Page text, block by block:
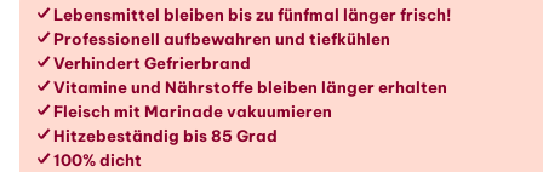
Die Vorteile im Überblick
Lebensmittel bleiben bis zu fünfmal länger frisch!
Professionell aufbewahren und tiefkühlen
Verhindert Gefrierbrand
Vitamine und Nährstoffe bleiben länger erhalten
Fleisch mit Marinade vakuumieren
Hitzebeständig bis 85 Grad
100% dicht